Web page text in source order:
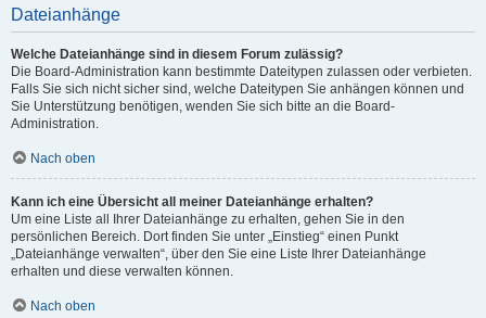
Dateianhänge
Welche Dateianhänge sind in diesem Forum zulässig?
Die Board-Administration kann bestimmte Dateitypen zulassen oder verbieten.
Falls Sie sich nicht sicher sind, welche Dateitypen Sie anhängen können und
Sie Unterstützung benötigen, wenden Sie sich bitte an die Board-
Administration.
Nach oben
Kann ich eine Übersicht all meiner Dateianhänge erhalten?
Um eine Liste all Ihrer Dateianhänge zu erhalten, gehen Sie in den
persönlichen Bereich. Dort finden Sie unter „Einstieg“ einen Punkt
„Dateianhänge verwalten“, über den Sie eine Liste Ihrer Dateianhänge
erhalten und diese verwalten können.
Nach oben